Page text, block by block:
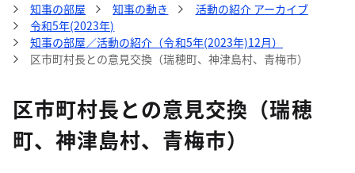
知事の部屋
知事の動き
活動の紹介 アーカイブ
令和5年(2023年)
知事の部屋／活動の紹介（令和5年(2023年)12月）
区市町村長との意見交換（瑞穂町、神津島村、青梅市）
区市町村長との意見交換（瑞穂
町、神津島村、青梅市）